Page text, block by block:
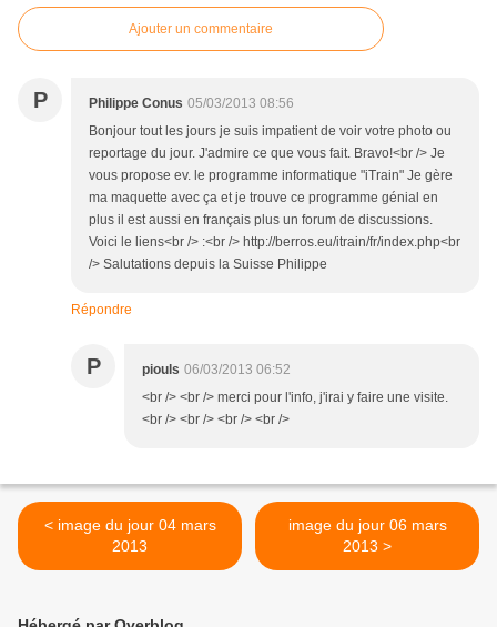
Ajouter un commentaire
P Philippe Conus 05/03/2013 08:56
Bonjour tout les jours je suis impatient de voir votre photo ou
reportage du jour. J'admire ce que vous fait. Bravo!<br /> Je
vous propose ev. le programme informatique "iTrain" Je gère
ma maquette avec ça et je trouve ce programme génial en
plus il est aussi en français plus un forum de discussions.
Voici le liens<br /> :<br /> http://berros.eu/itrain/fr/index.php<br
/> Salutations depuis la Suisse Philippe
Répondre
P piouls 06/03/2013 06:52
<br /> <br /> merci pour l'info, j'irai y faire une visite.
<br /> <br /> <br /> <br />
< image du jour 04 mars
2013
image du jour 06 mars
2013 >